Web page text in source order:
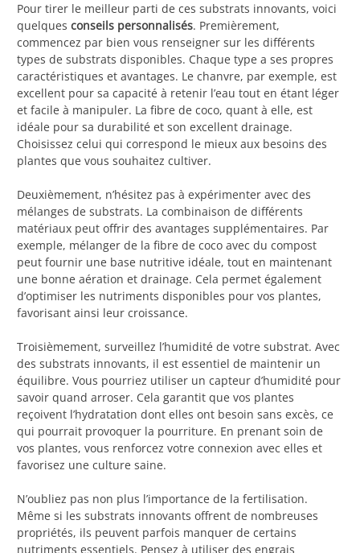
Pour tirer le meilleur parti de ces substrats innovants, voici
quelques conseils personnalisés. Premièrement,
commencez par bien vous renseigner sur les différents
types de substrats disponibles. Chaque type a ses propres
caractéristiques et avantages. Le chanvre, par exemple, est
excellent pour sa capacité à retenir l’eau tout en étant léger
et facile à manipuler. La fibre de coco, quant à elle, est
idéale pour sa durabilité et son excellent drainage.
Choisissez celui qui correspond le mieux aux besoins des
plantes que vous souhaitez cultiver.
Deuxièmement, n’hésitez pas à expérimenter avec des
mélanges de substrats. La combinaison de différents
matériaux peut offrir des avantages supplémentaires. Par
exemple, mélanger de la fibre de coco avec du compost
peut fournir une base nutritive idéale, tout en maintenant
une bonne aération et drainage. Cela permet également
d’optimiser les nutriments disponibles pour vos plantes,
favorisant ainsi leur croissance.
Troisièmement, surveillez l’humidité de votre substrat. Avec
des substrats innovants, il est essentiel de maintenir un
équilibre. Vous pourriez utiliser un capteur d’humidité pour
savoir quand arroser. Cela garantit que vos plantes
reçoivent l’hydratation dont elles ont besoin sans excès, ce
qui pourrait provoquer la pourriture. En prenant soin de
vos plantes, vous renforcez votre connexion avec elles et
favorisez une culture saine.
N’oubliez pas non plus l’importance de la fertilisation.
Même si les substrats innovants offrent de nombreuses
propriétés, ils peuvent parfois manquer de certains
nutriments essentiels. Pensez à utiliser des engrais